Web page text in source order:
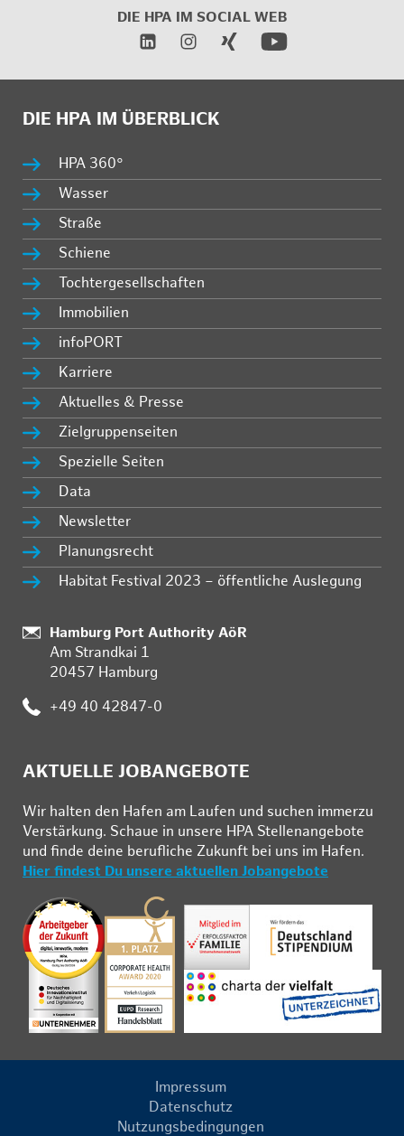
DIE HPA IM SOCIAL WEB
DIE HPA IM ÜBERBLICK
HPA 360°
Wasser
Straße
Schiene
Tochtergesellschaften
Immobilien
infoPORT
Karriere
Aktuelles & Presse
Zielgruppenseiten
Spezielle Seiten
Data
Newsletter
Planungsrecht
Habitat Festival 2023 – öffentliche Auslegung
:
Hamburg Port Authority AöR
Am Strandkai 1
20457 Hamburg
: +49 40 42847-0
AKTUELLE JOBANGEBOTE
Wir hal­ten den Ha­fen am Lau­fen und su­chen im­mer­zu
Ver­stär­kung. Schau­e in un­se­re HPA Stel­len­an­ge­bo­te
und fin­de deine be­ruf­li­che Zu­kunft bei uns im Ha­fen.
Hier findest Du unsere aktuellen Jobangebote
Impressum
Datenschutz
Nutzungsbedingungen